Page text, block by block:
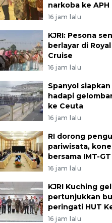
narkoba ke APH
16 jam lalu
KJRI: Pesona
berlayar di
Cruise
16 jam lalu
Spanyol
hadapi
ke Ceuta
16 jam lalu
RI dorong
pariwisata,
bersama IMT-GT
16 jam lalu
KJRI Kuching
pertunjukkan
peringati HUT
16 jam lalu